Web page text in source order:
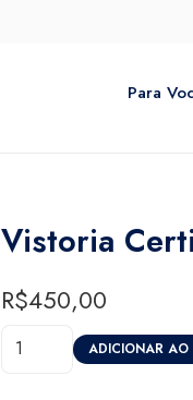
Para
Vistoria
R$450,00
Vistoria
ADICIONAR AO